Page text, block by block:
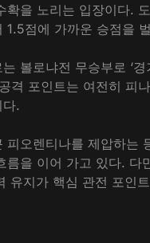
확을 노리는 입장이다.
1.5점에 가까운 승점을
볼로냐전 무승부로 ‘
격 포인트는 여전히 피
.​
피오렌티나를 제압하는
름을 이어 가고 있다. 다
유지가 핵심 관전 포인